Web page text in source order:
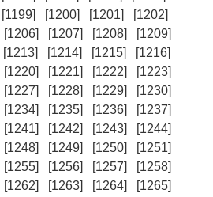
[1199] [1200] [1201]
[1202]
[1206] [1207] [1208]
[1209]
[1213] [1214] [1215]
[1216]
[1220] [1221] [1222]
[1223]
[1227] [1228] [1229]
[1230]
[1234] [1235] [1236]
[1237]
[1241] [1242] [1243]
[1244]
[1248] [1249] [1250]
[1251]
[1255] [1256] [1257]
[1258]
[1262] [1263] [1264]
[1265]